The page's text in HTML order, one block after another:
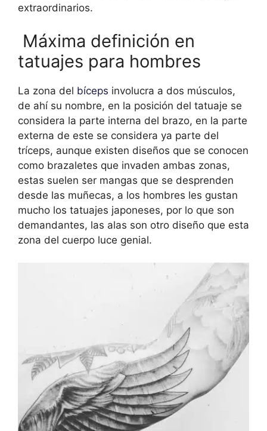
extraordinarios.
Máxima definición en
tatuajes para hombres
La zona del bíceps involucra a dos músculos,
de ahí su nombre, en la posición del tatuaje se
considera la parte interna del brazo, en la parte
externa de este se considera ya parte del
tríceps, aunque existen diseños que se conocen
como brazaletes que invaden ambas zonas,
estas suelen ser mangas que se desprenden
desde las muñecas, a los hombres les gustan
mucho los tatuajes japoneses, por lo que son
demandantes, las alas son otro diseño que esta
zona del cuerpo luce genial.